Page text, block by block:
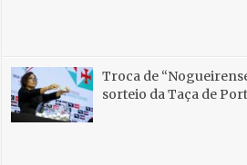
Troca de
sorteio da Taça de